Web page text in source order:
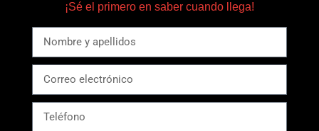
¡Sé el primero en saber cuando llega!